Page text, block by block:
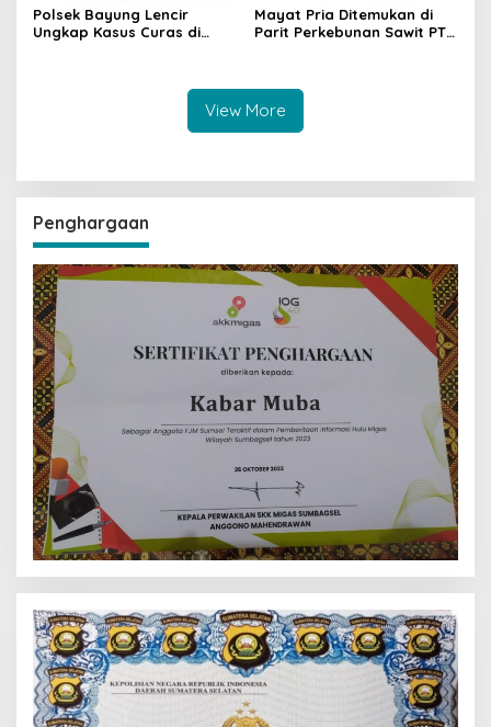
Polsek Bayung Lencir
Ungkap Kasus Curas di
Mayat Pria Ditemukan di
Parit Perkebunan Sawit PT
View More
Penghargaan